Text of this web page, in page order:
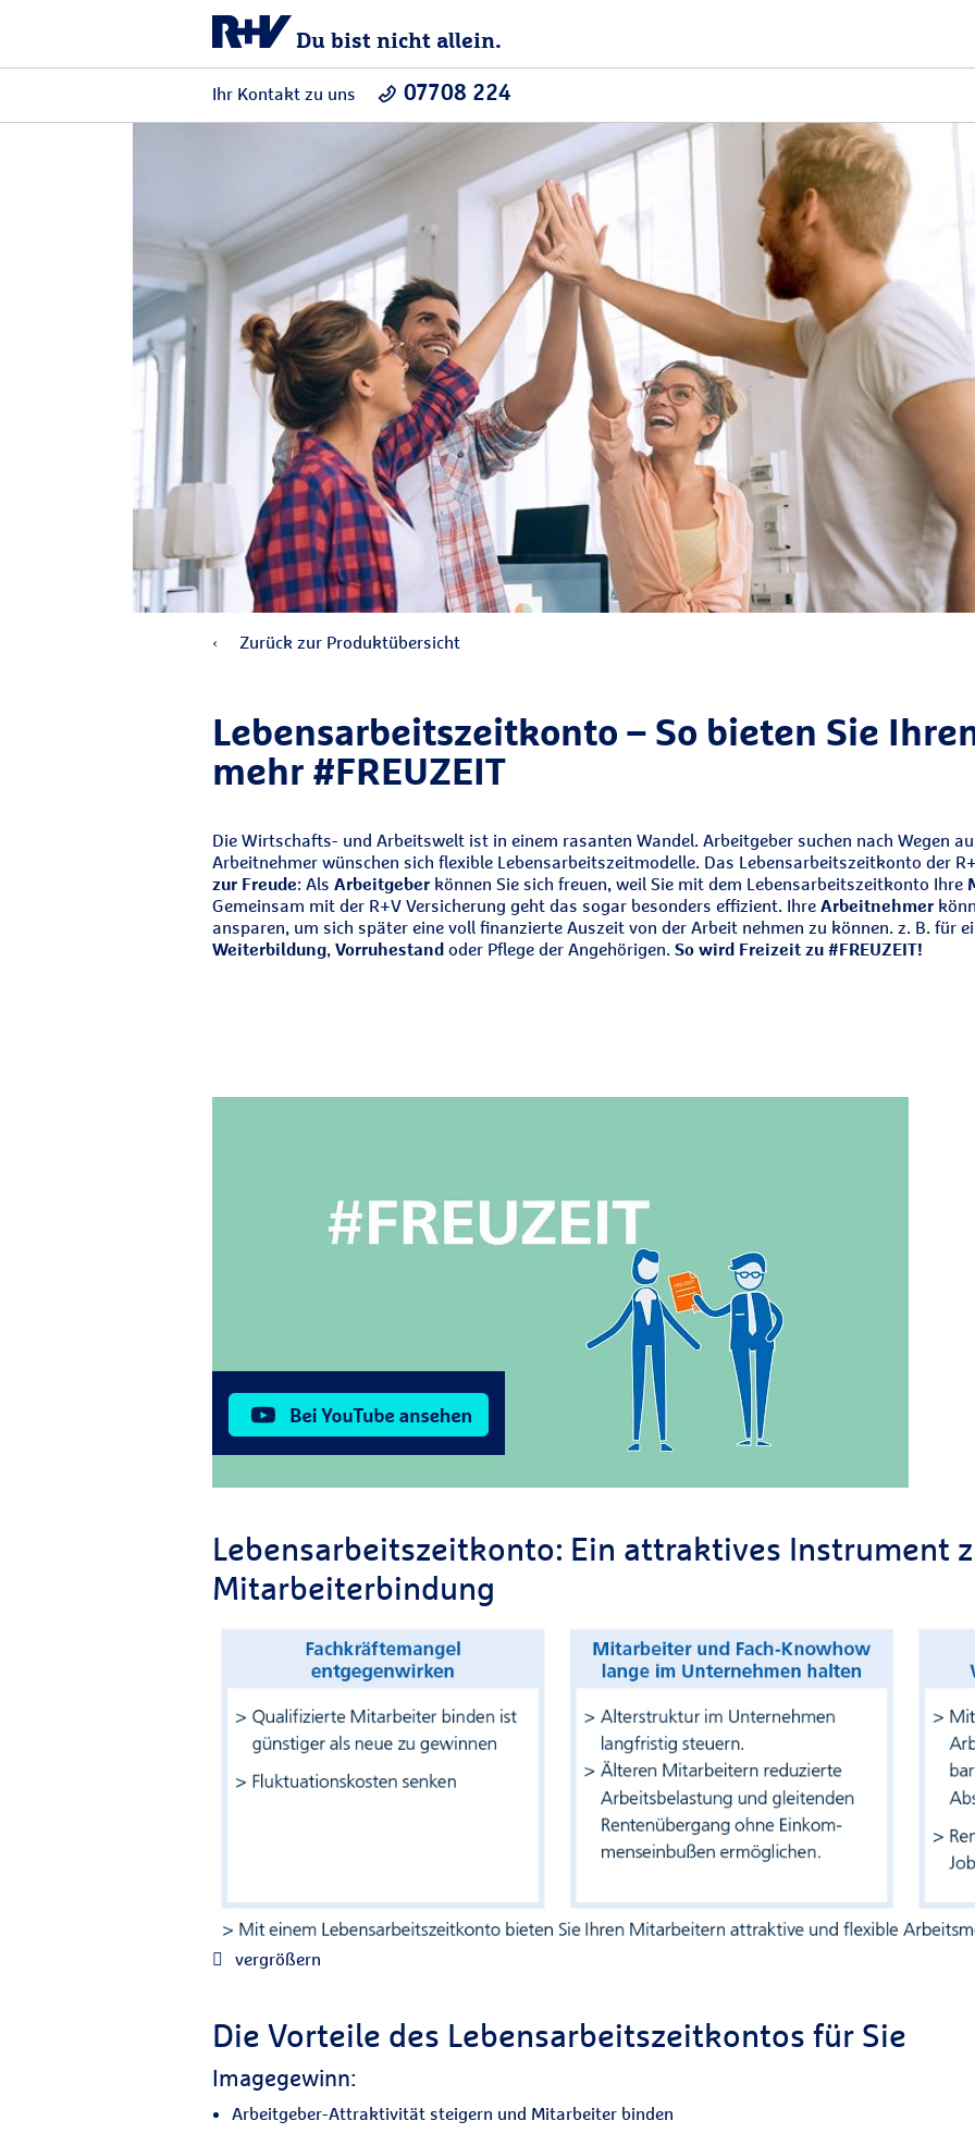
Du bist nicht allein.
Ihr Kontakt zu uns 07708 224
Zurück zur Produktübersicht
Lebensarbeitszeitkonto – So bieten Sie
mehr #FREUZEIT
Die Wirtschafts- und Arbeitswelt ist in einem rasanten Wandel. Arbeitgeber suchen nach Wegen
Arbeitnehmer wünschen sich flexible Lebensarbeitszeitmodelle. Das Lebensarbeitszeitkonto der
zur Freude: Als Arbeitgeber können Sie sich freuen, weil Sie mit dem Lebensarbeitszeitkonto Ihre
Gemeinsam mit der R+V Versicherung geht das sogar besonders effizient. Ihre Arbeitnehmer
ansparen, um sich später eine voll finanzierte Auszeit von der Arbeit nehmen zu können. z. B. für
Weiterbildung, Vorruhestand oder Pflege der Angehörigen. So wird Freizeit zu #FREUZEIT!
Lebensarbeitszeitkonto: Ein attraktives Instrument
Mitarbeiterbindung
vergrößern
Die Vorteile des Lebensarbeitszeitkontos für Sie
Imagegewinn:
Arbeitgeber-Attraktivität steigern und Mitarbeiter binden